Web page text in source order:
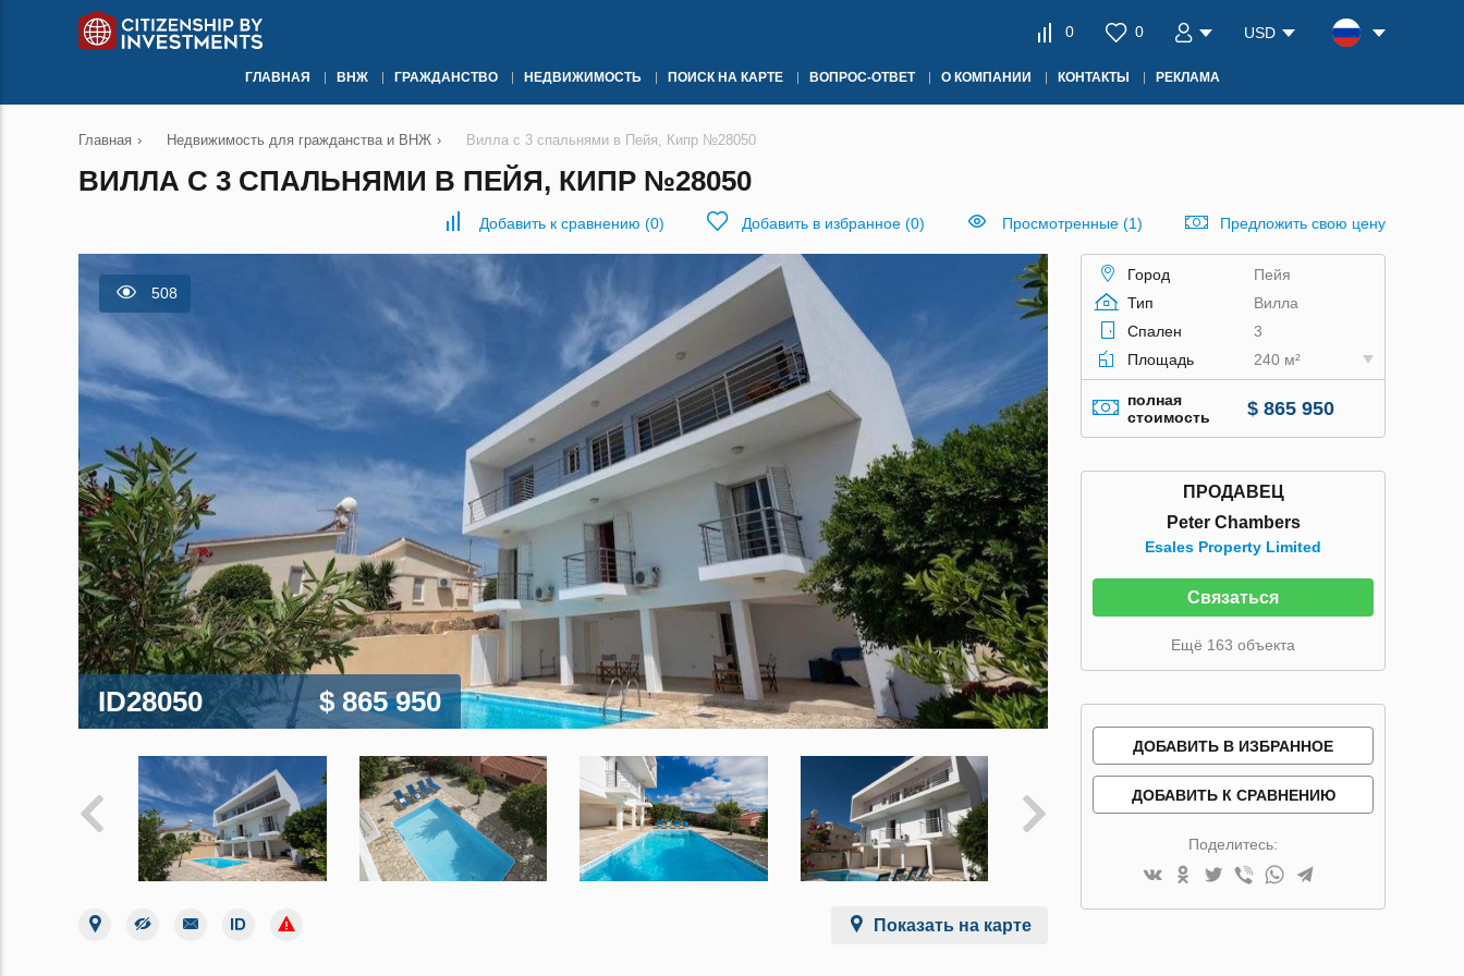
0 0 USD
ГЛАВНАЯ ВНЖ ГРАЖДАНСТВО НЕДВИЖИМОСТЬ ПОИСК НА КАРТЕ ВОПРОС-ОТВЕТ О КОМПАНИИ КОНТАКТЫ РЕКЛАМА
Главная › Недвижимость для гражданства и ВНЖ › Вилла с 3 спальнями в Пейя, Кипр №28050
ВИЛЛА С 3 СПАЛЬНЯМИ В ПЕЙЯ, КИПР №28050
Добавить к сравнению (0) Добавить в избранное (0) Просмотренные (1) Предложить свою цену
508
ID28050 $ 865 950
Показать на карте
Город
Пейя
Тип
Вилла
Спален
3
Площадь
240 м²
полная
стоимость
$ 865 950
ПРОДАВЕЦ
Peter Chambers
Esales Property Limited
Связаться
Ещё 163 объекта
ДОБАВИТЬ В ИЗБРАННОЕ
ДОБАВИТЬ К СРАВНЕНИЮ
Поделитесь: